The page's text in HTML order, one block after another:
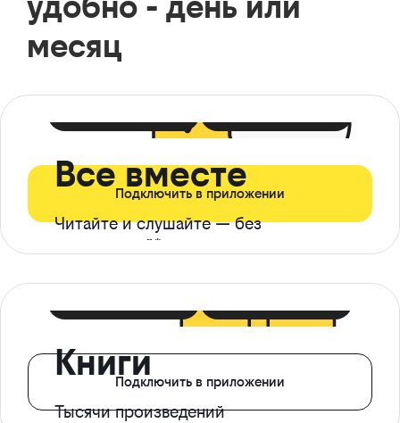
месяц
Все вместе
Читайте и слушайте — без
ограничений*
Подключить в приложении
Книги
Тысячи произведений
Подключить в приложении